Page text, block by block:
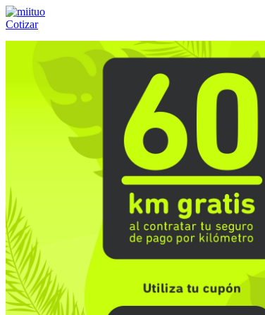
Cotizar
(55) 84-21-05-00ó800-953-00-59